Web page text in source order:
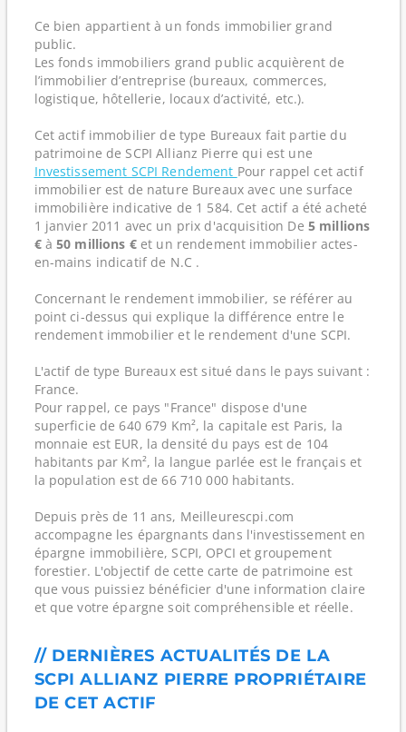
Ce bien appartient à un fonds immobilier grand
public.
Les fonds immobiliers grand public acquièrent de
l’immobilier d’entreprise (bureaux, commerces,
logistique, hôtellerie, locaux d’activité, etc.).
Cet actif immobilier de type Bureaux fait partie du
patrimoine de SCPI Allianz Pierre qui est une
Investissement SCPI Rendement Pour rappel cet actif
immobilier est de nature Bureaux avec une surface
immobilière indicative de 1 584. Cet actif a été acheté
1 janvier 2011 avec un prix d'acquisition De 5 millions
€à50 millions €et un rendement immobilier actes-
en-mains indicatif de N.C .
Concernant le rendement immobilier, se référer au
point ci-dessus qui explique la différence entre le
rendement immobilier et le rendement d'une SCPI.
L'actif de type Bureaux est situé dans le pays suivant :
France.
Pour rappel, ce pays "France" dispose d'une
superficie de 640 679 Km², la capitale est Paris, la
monnaie est EUR, la densité du pays est de 104
habitants par Km², la langue parlée est le français et
la population est de 66 710 000 habitants.
Depuis près de 11 ans, Meilleurescpi.com
accompagne les épargnants dans l'investissement en
épargne immobilière, SCPI, OPCI et groupement
forestier. L'objectif de cette carte de patrimoine est
que vous puissiez bénéficier d'une information claire
et que votre épargne soit compréhensible et réelle.
// DERNIÈRES ACTUALITÉS DE LA
SCPI ALLIANZ PIERRE PROPRIÉTAIRE
DE CET ACTIF